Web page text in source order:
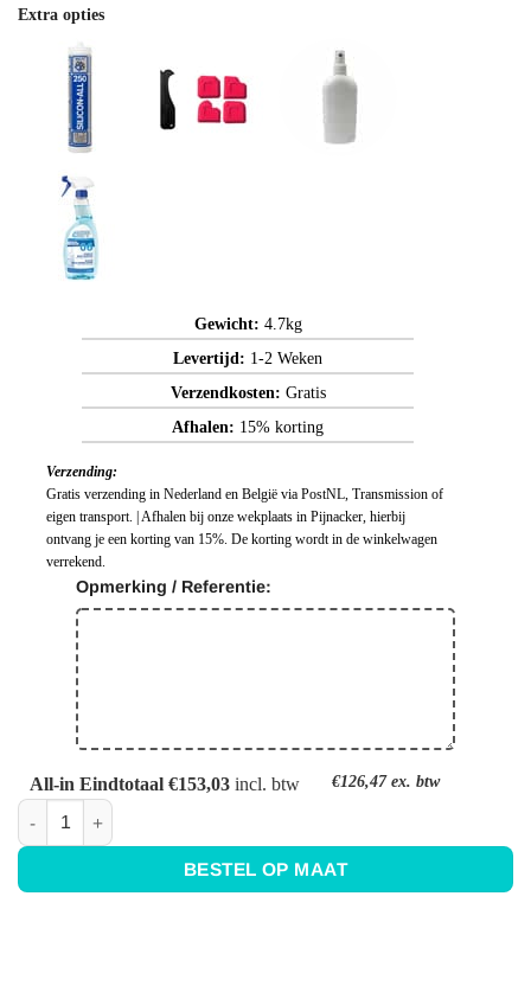
Extra opties
Gewicht: 4.7kg
Levertijd: 1-2 Weken
Verzendkosten: Gratis
Afhalen: 15% korting
Verzending:
Gratis verzending in Nederland en België via PostNL, Transmission of
eigen transport. | Afhalen bij onze wekplaats in Pijnacker, hierbij
ontvang je een korting van 15%. De korting wordt in de winkelwagen
verrekend.
Opmerking / Referentie:
All-in Eindtotaal €153,03 incl. btw €126,47ex. btw
Keuken achterwand wit - Ral 9010 - Zuiver wit aantal
BESTEL OP MAAT